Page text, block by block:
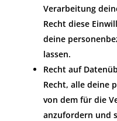
Verarbeitung
Recht diese
deine
lassen.
Recht auf
Recht, alle deine
von dem für die
anzufordern und